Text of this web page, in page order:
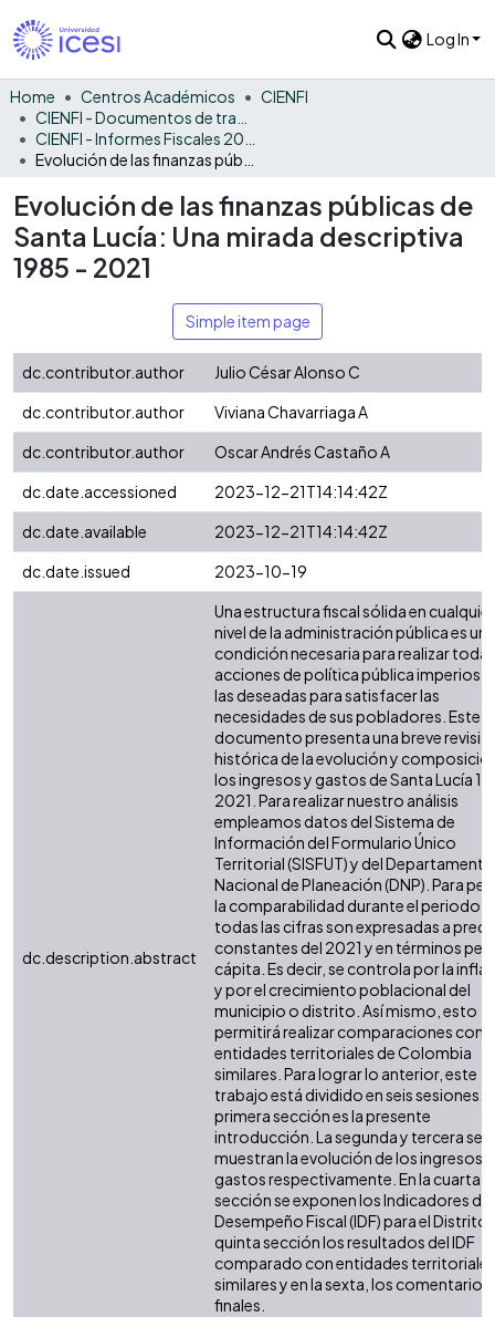
Log In
Home Centros Académicos
CIENFI
Evolución de las finanzas públicas de
Santa Lucía: Una mirada descriptiva
1985 - 2021
Simple item page
dc.contributor.author
Julio César Alonso C
dc.contributor.author
Viviana Chavarriaga A
dc.contributor.author
Oscar Andrés Castaño A
dc.date.accessioned
2023-12-21T14:14:42Z
dc.date.available
2023-12-21T14:14:42Z
dc.date.issued
2023-10-19
dc.description.abstract
Una estructura fiscal sólida en cualquier
nivel de la administración pública es una
condición necesaria para realizar
acciones de política pública
las deseadas para satisfacer las
necesidades de sus pobladores. Este
documento presenta una breve
histórica de la evolución y
los ingresos y gastos de Santa Lucía
2021. Para realizar nuestro análisis
empleamos datos del Sistema de
Información del Formulario Único
Territorial (SISFUT) y del Departamento
Nacional de Planeación (DNP). Para
la comparabilidad durante el periodo,
todas las cifras son expresadas a
constantes del 2021 y en términos per
cápita. Es decir, se controla por la
y por el crecimiento poblacional del
municipio o distrito. Así mismo, esto
permitirá realizar comparaciones con
entidades territoriales de Colombia
similares. Para lograr lo anterior, este
trabajo está dividido en seis sesiones:
primera sección es la presente
introducción. La segunda y tercera
muestran la evolución de los ingresos
gastos respectivamente. En la cuarta
sección se exponen los Indicadores de
Desempeño Fiscal (IDF) para el Distrito.
quinta sección los resultados del IDF
comparado con entidades territoriales
similares y en la sexta, los comentarios
finales.